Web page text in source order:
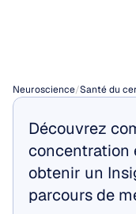
Neuroscience/Santé du
Découvrez
concentration
obtenir un
parcours de